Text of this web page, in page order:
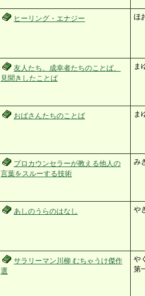
ヒーリング・エナジー ほ
友人たち、成幸者たちのことば、
見聞きしたことば
ま
おばさんたちのことば ま
プロカウンセラーが教える他人の
言葉をスルーする技術
み
あしのうらのはなし や
サラリーマン川柳 むちゃうけ傑作
選
や
第